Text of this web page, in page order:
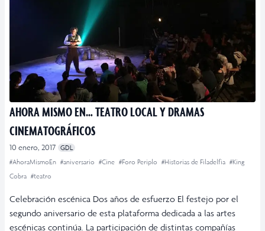
AHORA MISMO EN… TEATRO LOCAL Y DRAMAS
CINEMATOGRÁFICOS
10 enero, 2017 GDL
#AhoraMismoEn #aniversario #Cine #Foro Periplo #Historias de Filadelfia #King
Cobra #teatro
Celebración escénica Dos años de esfuerzo El festejo por el
segundo aniversario de esta plataforma dedicada a las artes
escénicas continúa. La participación de distintas compañías